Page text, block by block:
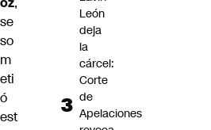
se
so
m
eti
ó
est
León
deja
la
cárcel:
Corte
de
Apelaciones